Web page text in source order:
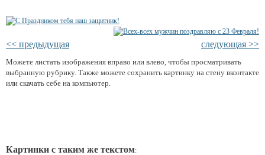
<< предыдущая следующая >>
Можете листать изображения вправо или влево, чтобы просматривать
выбранную рубрику. Также можете сохранить картинку на стену вконтакте
или скачать себе на компьютер.
Картинки с таким же текстом: